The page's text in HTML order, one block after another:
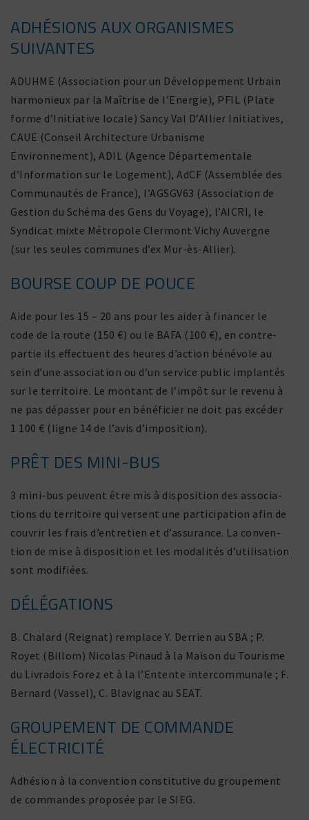
ADHÉSIONS AUX ORGANISMES
SUIVANTES
ADUHME (Association pour un Développement Urbain
harmo­nieux par la Maîtrise de l’Energie), PFIL (Plate
forme d’Initiative locale) Sancy Val D’Allier Initiatives,
CAUE (Conseil Architecture Urbanisme
Environnement), ADIL (Agence Départementale
d’Information sur le Logement), AdCF (Assemblée des
Communautés de France), l’AGSGV63 (Association de
Gestion du Schéma des Gens du Voyage), l’AICRI, le
Syndicat mixte Métropole Clermont Vichy Auvergne
(sur les seules communes d’ex Mur-ès-Allier).
BOURSE COUP DE POUCE
Aide pour les 15 – 20 ans pour les aider à financer le
code de la route (150 €) ou le BAFA (100 €), en contre­
partie ils effec­tuent des heures d’action béné­vole au
sein d’une asso­cia­tion ou d’un service public implantés
sur le terri­toire. Le montant de l’impôt sur le revenu à
ne pas dépasser pour en béné­fi­cier ne doit pas excéder
1 100 € (ligne 14 de l’avis d’imposition).
PRÊT DES MINI-BUS
3 mini-bus peuvent être mis à dispo­si­tion des asso­cia­
tions du terri­toire qui versent une parti­ci­pa­tion afin de
couvrir les frais d’entretien et d’assurance. La conven­
tion de mise à dispo­si­tion et les moda­lités d’utilisation
sont modifiées.
DÉLÉGATIONS
B. Chalard (Reignat) remplace Y. Derrien au SBA ; P.
Royet (Billom) Nicolas Pinaud à la Maison du Tourisme
du Livradois Forez et à la l’Entente inter­com­mu­nale ; F.
Bernard (Vassel), C. Blavignac au SEAT.
GROUPEMENT DE COMMANDE
ÉLECTRICITÉ
Adhésion à la conven­tion consti­tu­tive du grou­pe­ment
de commandes proposée par le SIEG.